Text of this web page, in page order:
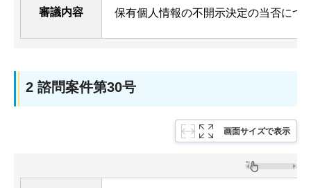
審議内容 保有個人情報の不開示決定の当否につ
2 諮問案件第30号
画面サイズで表示